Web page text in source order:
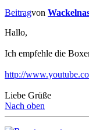
Beitragvon
Hallo,
Ich empfehle die
http://
Liebe Grüße
Nach oben